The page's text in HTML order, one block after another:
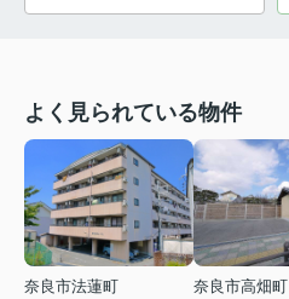
よく見られている物件
奈良市法蓮町
奈良市高畑町